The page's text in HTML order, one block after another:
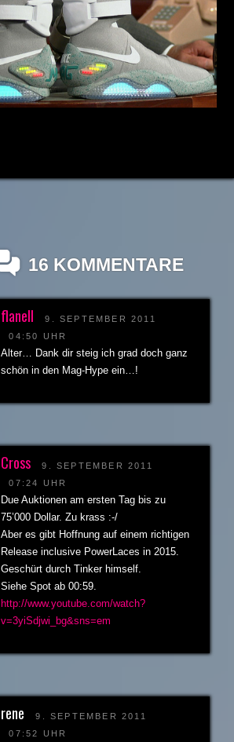
16 KOMMENTARE
flanell
9. SEPTEMBER 2011
04:50 UHR
Alter… Dank dir steig ich grad doch ganz
schön in den Mag-Hype ein…!
Cross
9. SEPTEMBER 2011
07:24 UHR
Due Auktionen am ersten Tag bis zu
75’000 Dollar. Zu krass :-/
Aber es gibt Hoffnung auf einem richtigen
Release inclusive PowerLaces in 2015.
Geschürt durch Tinker himself.
Siehe Spot ab 00:59.
http://www.youtube.com/watch?
v=3yiSdjwi_bg&sns=em
rene
9. SEPTEMBER 2011
07:52 UHR